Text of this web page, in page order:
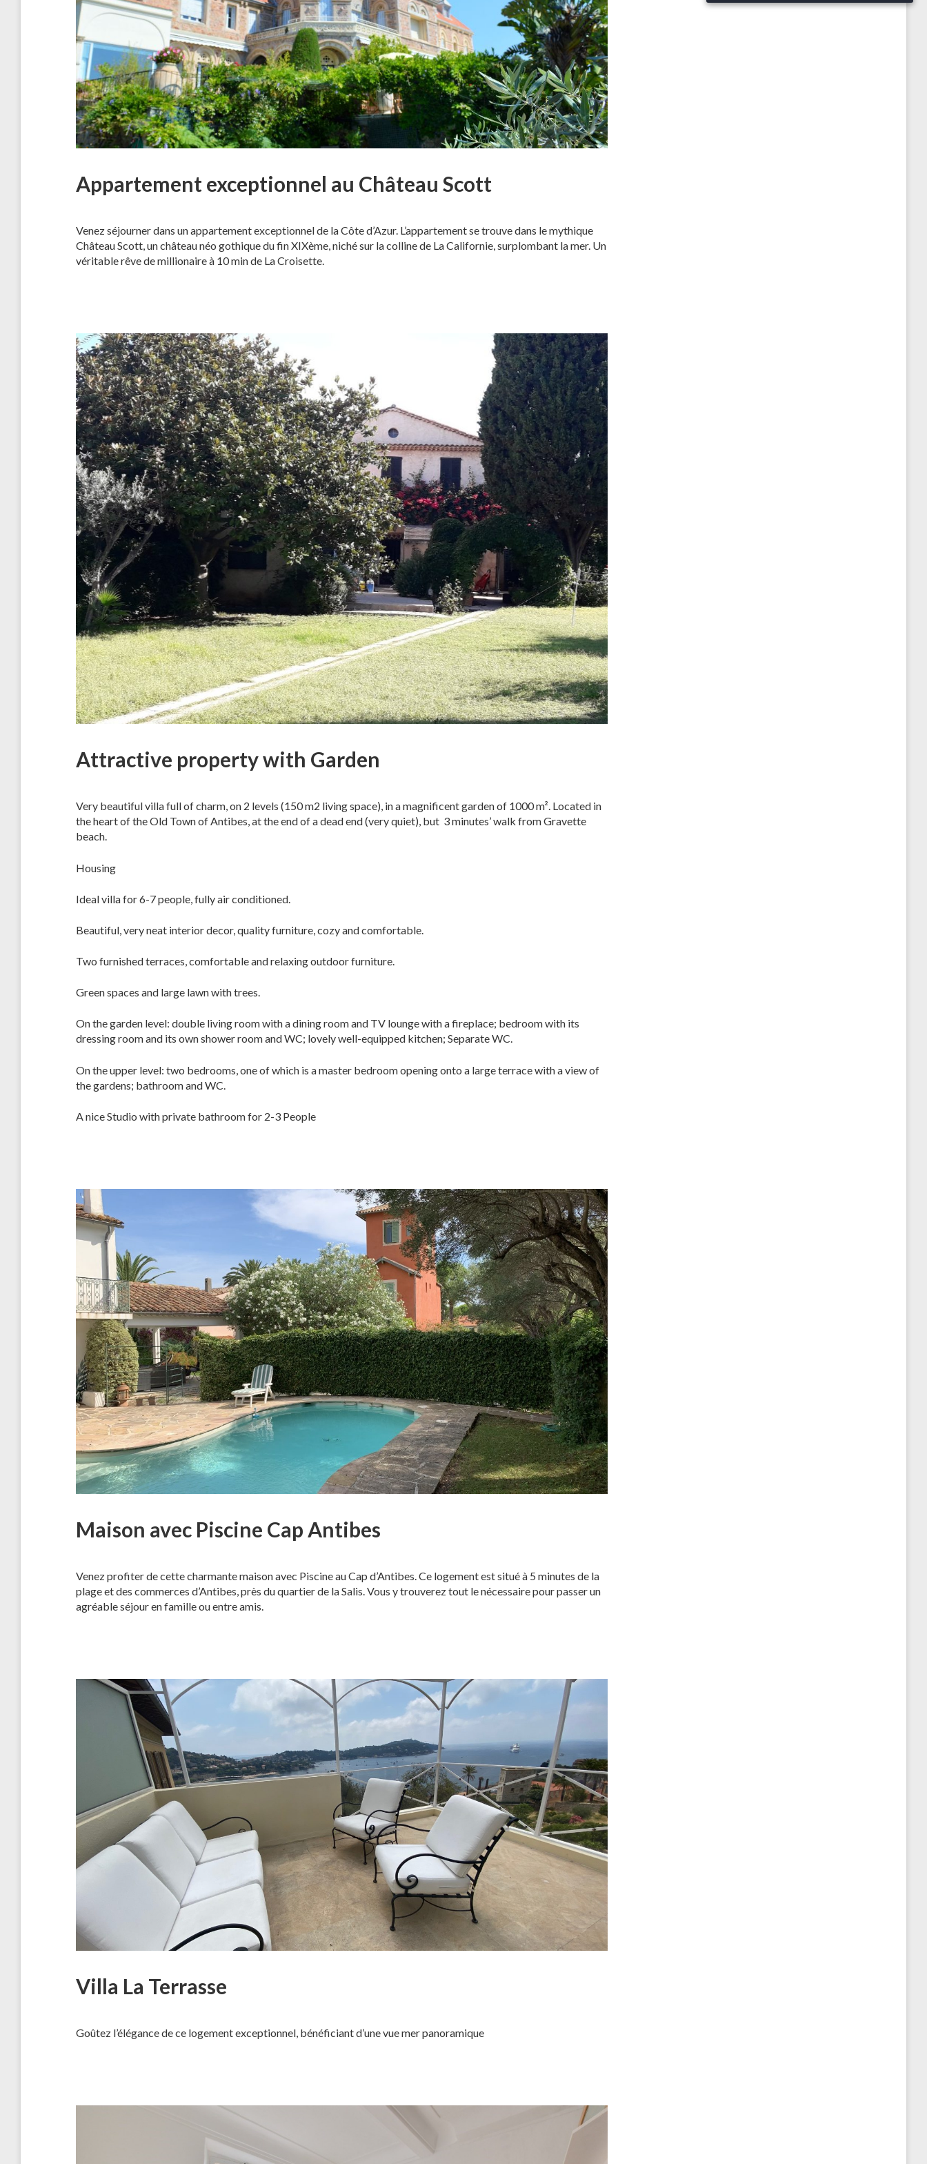
Appartement exceptionnel au Château Scott
Venez séjourner dans un appartement exceptionnel de la Côte d’Azur. L’appartement se trouve dans le mythique
Château Scott, un château néo gothique du fin XIXème, niché sur la colline de La Californie, surplombant la mer. Un
véritable rêve de millionaire à 10 min de La Croisette.
Attractive property with Garden
Very beautiful villa full of charm, on 2 levels (150 m2 living space), in a magnificent garden of 1000 m². Located in
the heart of the Old Town of Antibes, at the end of a dead end (very quiet), but 3 minutes’ walk from Gravette
beach.
Housing
Ideal villa for 6-7 people, fully air conditioned.
Beautiful, very neat interior decor, quality furniture, cozy and comfortable.
Two furnished terraces, comfortable and relaxing outdoor furniture.
Green spaces and large lawn with trees.
On the garden level: double living room with a dining room and TV lounge with a fireplace; bedroom with its
dressing room and its own shower room and WC; lovely well-equipped kitchen; Separate WC.
On the upper level: two bedrooms, one of which is a master bedroom opening onto a large terrace with a view of
the gardens; bathroom and WC.
A nice Studio with private bathroom for 2-3 People
Maison avec Piscine Cap Antibes
Venez profiter de cette charmante maison avec Piscine au Cap d’Antibes. Ce logement est situé à 5 minutes de la
plage et des commerces d’Antibes, près du quartier de la Salis. Vous y trouverez tout le nécessaire pour passer un
agréable séjour en famille ou entre amis.
Villa La Terrasse
Goûtez l’élégance de ce logement exceptionnel, bénéficiant d’une vue mer panoramique